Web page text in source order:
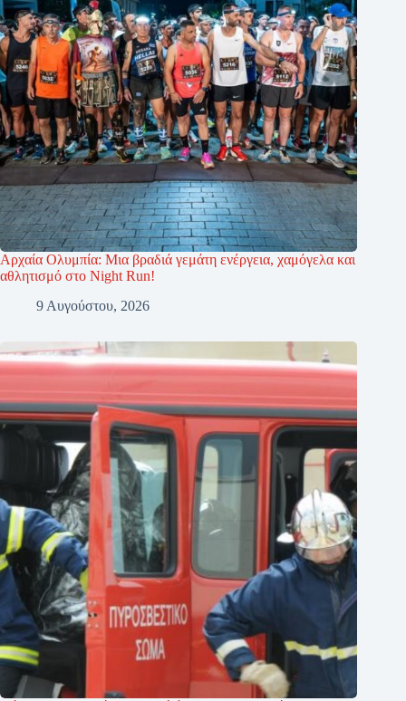
Αρχαία Ολυμπία: Μια βραδιά γεμάτη ενέργεια, χαμόγελα και
αθλητισμό στο Night Run!
9 Αυγούστου, 2026